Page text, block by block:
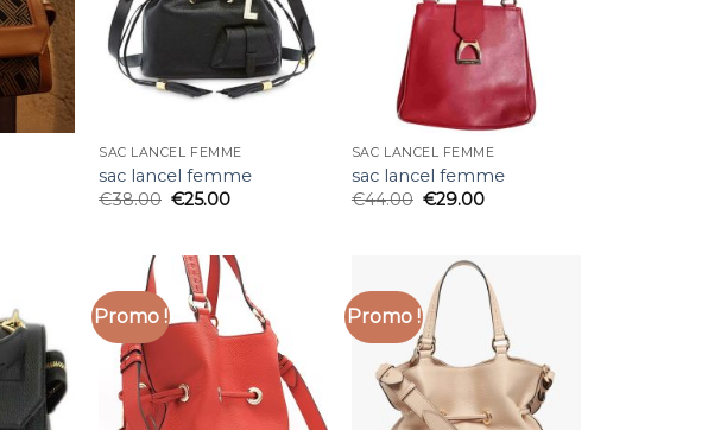
SAC LANCEL FEMME
sac lancel femme
€38.00 €25.00
SAC LANCEL FEMME
sac lancel femme
€44.00 €29.00
Promo ! Promo !